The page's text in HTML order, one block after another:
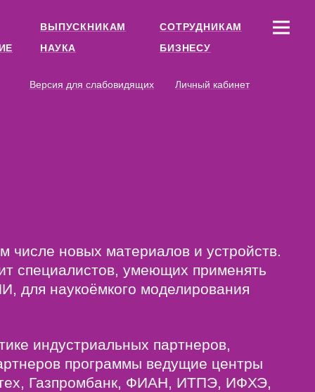
ВЫПУСКНИКАМ
СОТРУДНИКАМ
НАУКА БИЗНЕСУ
Версия для слабовидящих Личный кабинет
числе новых материалов и устройств.
специалистов, умеющих применять
для наукоёмкого моделирования
индустриальных партнеров,
программы ведущие центры
Газпромбанк, ФИАН, ИТПЭ, ИФХЭ,